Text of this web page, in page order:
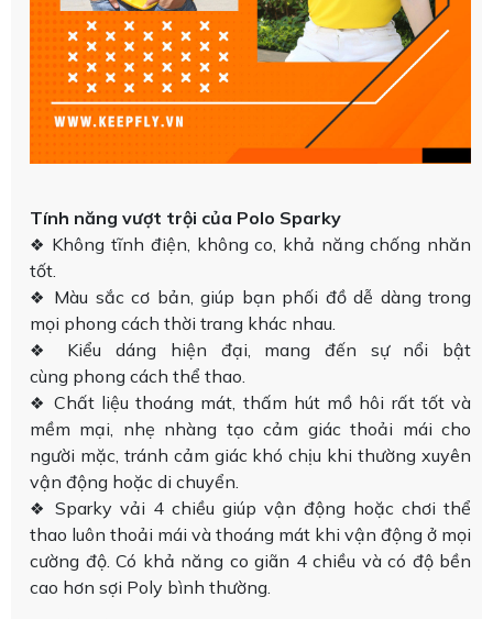
Tính năng vượt trội của Polo Sparky
❖ Không tĩnh điện, không co, khả năng chống nhăn
tốt.
❖ Màu sắc cơ bản, giúp bạn phối đồ dễ dàng trong
mọi phong cách thời trang khác nhau.
❖
Kiểu dáng hiện đại, mang đến sự nổi bật
cùng phong cách thể thao.
❖ Chất liệu thoáng mát, thấm hút mồ hôi rất tốt và
mềm mại, nhẹ nhàng tạo cảm giác thoải mái cho
người mặc, tránh cảm giác khó chịu khi thường xuyên
vận động hoặc di chuyển.
❖ Sparky vải 4 chiều giúp vận động hoặc chơi thể
thao luôn thoải mái và thoáng mát khi vận động ở mọi
cường độ. Có khả năng co giãn 4 chiều và có độ bền
cao hơn sợi Poly bình thường.